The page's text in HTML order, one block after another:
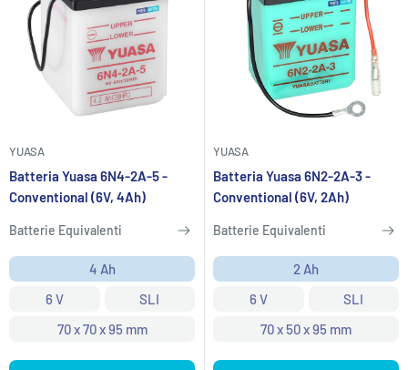
YUASA
Batteria Yuasa 6N4-2A-5 -
Conventional (6V, 4Ah)
Batterie Equivalenti
4 Ah
6 V
SLI
70 x 70 x 95 mm
YUASA
Batteria Yuasa 6N2-2A-3 -
Conventional (6V, 2Ah)
Batterie Equivalenti
2 Ah
6 V
SLI
70 x 50 x 95 mm